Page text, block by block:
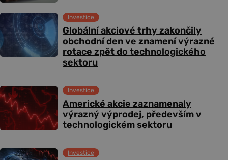
Globální akciové trhy zakončily
obchodní den ve znamení výrazné
rotace zpět do technologického
sektoru
Investice
Americké akcie zaznamenaly
výrazný výprodej, především v
technologickém sektoru
Investice
Investice